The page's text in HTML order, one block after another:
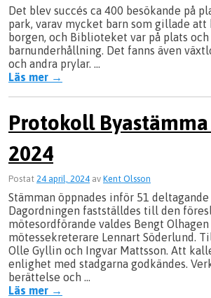
Det blev succés ca 400 besökande på
park, varav mycket barn som gillade att
borgen, och Biblioteket var på plats
barnunderhållning. Det fanns även
och andra prylar. …
Läs mer →
Protokoll
2024
Postat 24 april, 2024 av Kent Olsson
Stämman öppnades inför 51
Dagordningen fastställdes till den
mötesordförande valdes Bengt
mötessekreterare Lennart Söderlund.
Olle Gyllin och Ingvar Mattsson. Att
enlighet med stadgarna godkändes.
berättelse och …
Läs mer →